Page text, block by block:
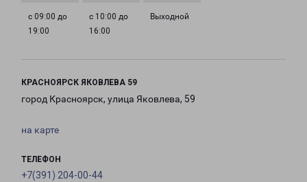
с 09:00 до
19:00
с 10:00 до
16:00
Выходной
КРАСНОЯРСК ЯКОВЛЕВА 59
город Красноярск, улица Яковлева, 59
на карте
ТЕЛЕФОН
+7(391) 204-00-44